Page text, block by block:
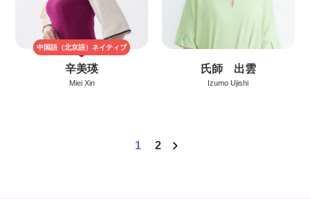
中国語（北京語）ネイティブ
辛美瑛
Miei Xin
氏師 出雲
Izumo Ujishi
1 2